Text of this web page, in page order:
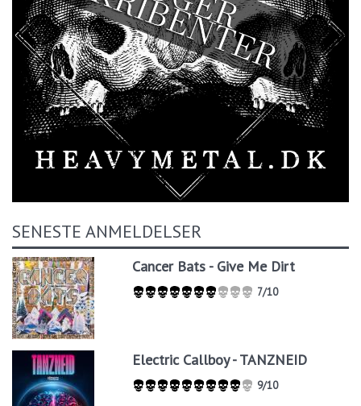
SENESTE ANMELDELSER
Cancer Bats - Give Me Dirt
7/10
Electric Callboy - TANZNEID
9/10